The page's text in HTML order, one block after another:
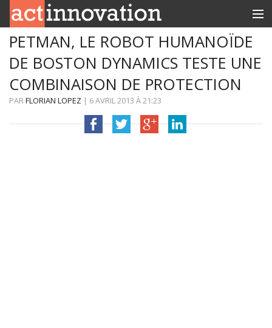
RUBRIQUES
INNOBOX
CONTACT
PETMAN, LE ROBOT HUMANOÏDE
DE BOSTON DYNAMICS TESTE UNE
COMBINAISON DE PROTECTION
PARFLORIAN LOPEZ | 6 AVRIL 2013 À21:23